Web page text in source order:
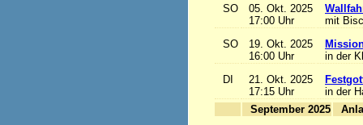
SO
05. Okt. 2025
17:00 Uhr
mit
SO
19. Okt. 2025
16:00 Uhr
in der
DI
21. Okt. 2025
17:15 Uhr
in der
September 2025